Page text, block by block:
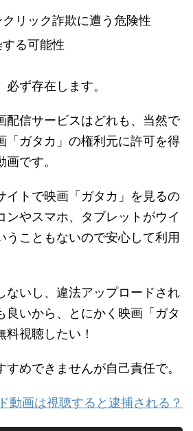
リック詐欺に遭う危険性
る可能性
ず存在します。
配信サービスはどれも、当然で
「ガタカ」の権利元に許可を得
です。
イトで映画「ガタカ」を見るの
ンやスマホ、タブレットがウイ
うこともないので安心して利用
ないし、違法アップロードされ
良いから、とにかく映画「ガタ
料視聴したい！
すめできませんが自己責任で。
動画は視聴すると逮捕される？